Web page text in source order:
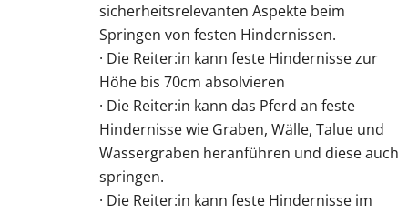
sicherheitsrelevanten Aspekte beim
Springen von festen Hindernissen.
· Die Reiter:in kann feste Hindernisse zur
Höhe bis 70cm absolvieren
· Die Reiter:in kann das Pferd an feste
Hindernisse wie Graben, Wälle, Talue und
Wassergraben heranführen und diese auch
springen.
· Die Reiter:in kann feste Hindernisse im